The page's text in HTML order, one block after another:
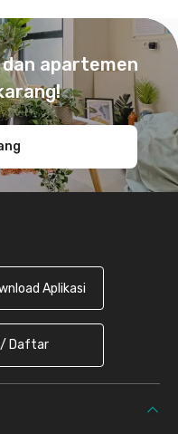
apartemen
Aplikasi
/ Daftar